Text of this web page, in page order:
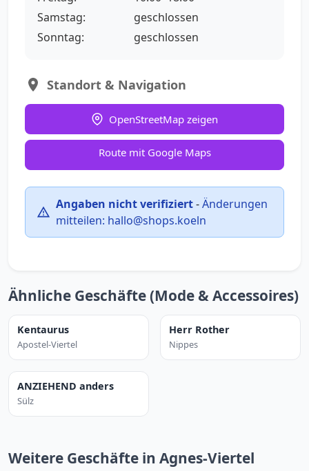
Samstag:
geschlossen
Sonntag:
geschlossen
Standort & Navigation
OpenStreetMap zeigen
Route mit Google Maps
Angaben nicht verifiziert-Änderungen
mitteilen: hallo@shops.koeln
Ähnliche Geschäfte (Mode & Accessoires)
Kentaurus
Apostel-Viertel
Herr Rother
Nippes
ANZIEHEND anders
Sülz
Weitere Geschäfte in Agnes-Viertel